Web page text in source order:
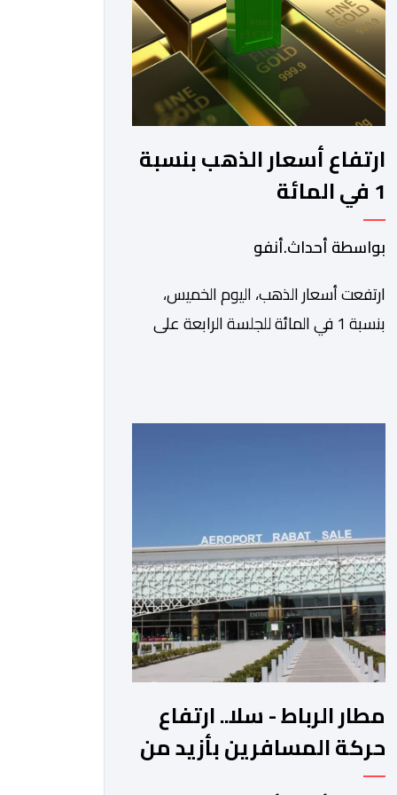
تساعدهم […]
ارتفاع أسعار الذهب بنسبة
1 في المائة
بواسطة أحداث.أنفو
ارتفعت أسعار الذهب، اليوم الخميس،
بنسبة 1 في المائة للجلسة الرابعة على
الماضي، فيما ارتفعت العقود الأمريكية
الآجلة […]
مطار الرباط - سلا.. ارتفاع
حركة المسافرين بأزيد من